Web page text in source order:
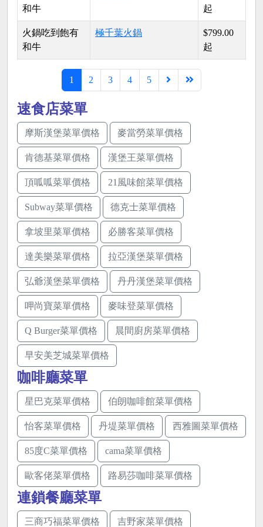
和牛
起
火鍋吃到飽有
和牛
極千葉火鍋
$799.00
起
1 2 3 4 5
速食店菜單
摩斯漢堡菜單價格 麥當勞菜單價格
肯德基菜單價格 漢堡王菜單價格
頂呱呱菜單價格 21風味館菜單價格
Subway菜單價格 德克士菜單價格
拿坡里菜單價格 必勝客菜單價格
達美樂菜單價格 拉亞漢堡菜單價格
弘爺漢堡菜單價格 丹丹漢堡菜單價格
呷尚寶菜單價格 麥味登菜單價格
Q Burger菜單價格 晨間廚房菜單價格
早安美芝城菜單價格
咖啡廳菜單
星巴克菜單價格 伯朗咖啡館菜單價格
怡客菜單價格 丹堤菜單價格 西雅圖菜單價格
85度C菜單價格 cama菜單價格
歐客佬菜單價格 路易莎咖啡菜單價格
連鎖餐廳菜單
三商巧福菜單價格 吉野家菜單價格